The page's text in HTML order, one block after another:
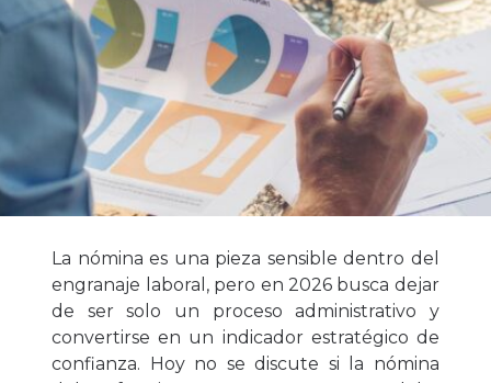
La nómina es una pieza sensible dentro del
engranaje laboral, pero en 2026 busca dejar
de ser solo un proceso administrativo y
convertirse en un indicador estratégico de
confianza. Hoy no se discute si la nómina